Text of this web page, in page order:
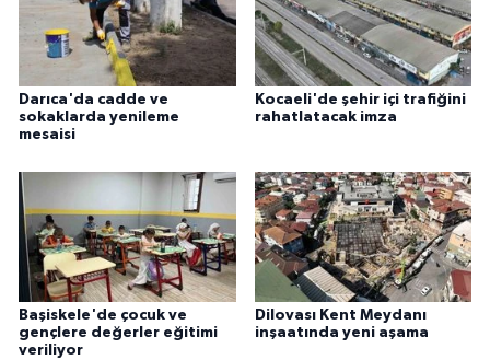
Darıca'da cadde ve
sokaklarda yenileme
mesaisi
Kocaeli'de şehir içi trafiğini
rahatlatacak imza
Başiskele'de çocuk ve
gençlere değerler eğitimi
veriliyor
Dilovası Kent Meydanı
inşaatında yeni aşama